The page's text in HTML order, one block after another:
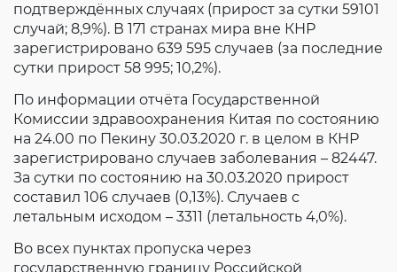
подтверждённых случаях (прирост за сутки 59101
случай; 8,9%). В 171 странах мира вне КНР
зарегистрировано 639 595 случаев (за последние
сутки прирост 58 995; 10,2%).
По информации отчёта Государственной
Комиссии здравоохранения Китая по состоянию
на 24.00 по Пекину 30.03.2020 г. в целом в КНР
зарегистрировано случаев заболевания – 82447.
За сутки по состоянию на 30.03.2020 прирост
составил 106 случаев (0,13%). Случаев с
летальным исходом – 3311 (летальность 4,0%).
Во всех пунктах пропуска через
государственную границу Российской